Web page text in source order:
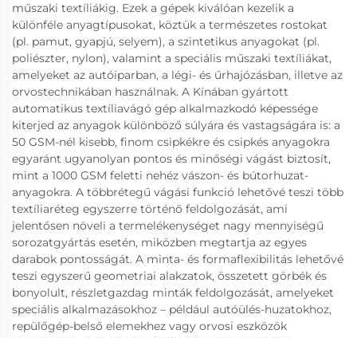
műszaki textíliákig. Ezek a gépek kiválóan kezelik a
különféle anyagtípusokat, köztük a természetes rostokat
(pl. pamut, gyapjú, selyem), a szintetikus anyagokat (pl.
poliészter, nylon), valamint a speciális műszaki textíliákat,
amelyeket az autóiparban, a légi- és űrhajózásban, illetve az
orvostechnikában használnak. A Kínában gyártott
automatikus textíliavágó gép alkalmazkodó képessége
kiterjed az anyagok különböző súlyára és vastagságára is: a
50 GSM-nél kisebb, finom csipkékre és csipkés anyagokra
egyaránt ugyanolyan pontos és minőségi vágást biztosít,
mint a 1000 GSM feletti nehéz vászon- és bútorhuzat-
anyagokra. A többrétegű vágási funkció lehetővé teszi több
textíliaréteg egyszerre történő feldolgozását, ami
jelentősen növeli a termelékenységet nagy mennyiségű
sorozatgyártás esetén, miközben megtartja az egyes
darabok pontosságát. A minta- és formaflexibilitás lehetővé
teszi egyszerű geometriai alakzatok, összetett görbék és
bonyolult, részletgazdag minták feldolgozását, amelyeket
speciális alkalmazásokhoz – például autóülés-huzatokhoz,
repülőgép-belső elemekhez vagy orvosi eszközök